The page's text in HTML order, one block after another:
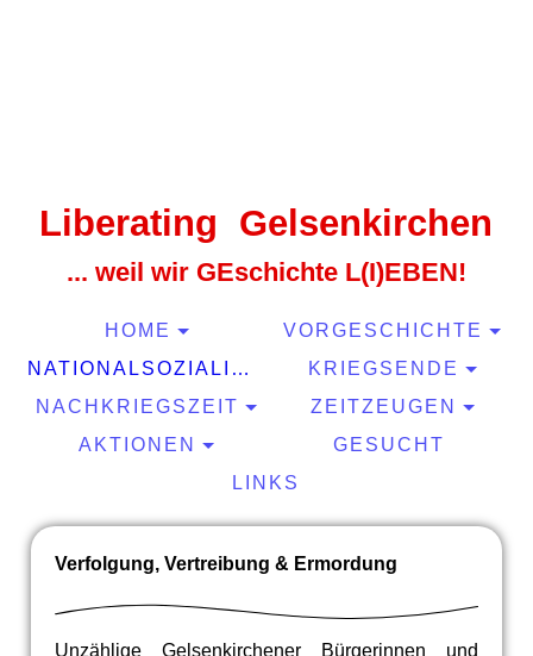
Liberating Gelsenkirchen
... weil wir GEschichte L(I)EBEN!
HOME
VORGESCHICHTE
NATIONALSOZIALISMUS
KRIEGSENDE
NACHKRIEGSZEIT
ZEITZEUGEN
AKTIONEN
GESUCHT
LINKS
Verfolgung, Vertreibung & Ermordung
Unzählige Gelsenkirchener Bürgerinnen und